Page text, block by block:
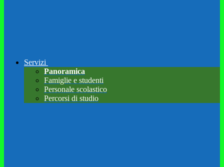
Servizi
Panoramica
Famiglie e studenti
Personale scolastico
Percorsi di studio